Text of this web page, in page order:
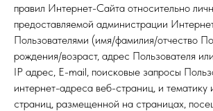
правил Интернет-Сайта относительно
предоставляемой администрации
Пользователями (имя/фамилия/отчество
рождения/возраст, адрес Пользователя
IP адрес, E-mail, поисковые запросы
интернет-адреса веб-страниц, и
страниц, размещенной на страницах,